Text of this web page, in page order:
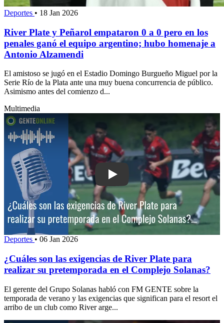
Deportes • 18 Jan 2026
River Plate y Peñarol empataron 0 a 0 pero en los
penales ganó el equipo argentino; hubo homenaje a
Antonio Alzamendi
El amistoso se jugó en el Estadio Domingo Burgueño Miguel por la
Serie Río de la Plata ante una muy buena concurrencia de público.
Asimismo antes del comienzo d...
Multimedia
Play: ¿Cuáles son las exigencias de
Deportes • 06 Jan 2026
¿Cuáles son las exigencias de River Plate para
realizar su pretemporada en el Complejo Solanas?
El gerente del Grupo Solanas habló con FM GENTE sobre la
temporada de verano y las exigencias que significan para el resort el
arribo de un club como River arge...